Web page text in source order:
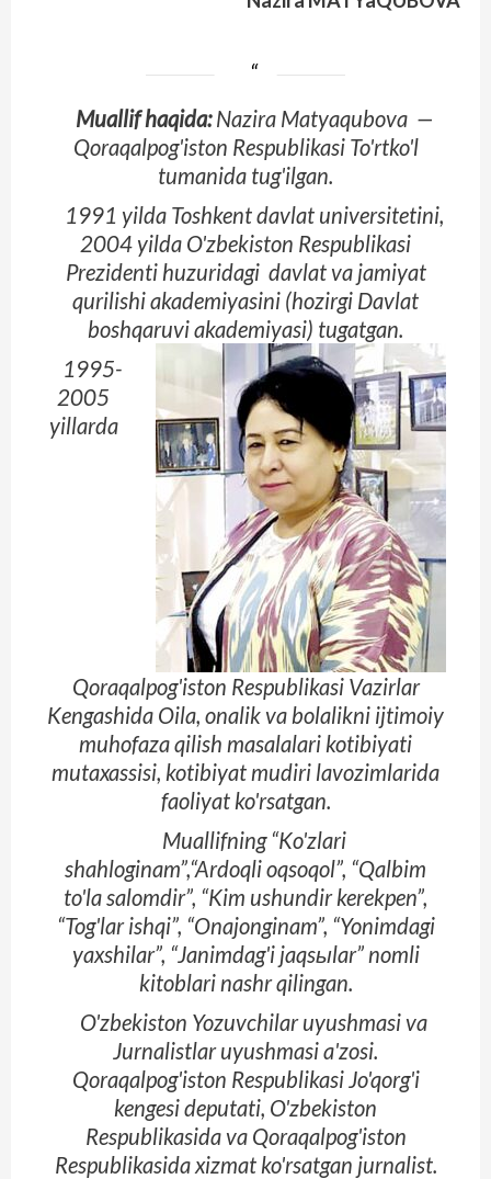
Muallif haqida:Nazira Matyaqubova —
Qoraqalpog'iston Respublikasi To'rtko'l
tumanida tug'ilgan.
1991 yilda Toshkent davlat universitetini,
2004 yilda O'zbekiston Respub­likasi
Prezidenti huzuridagi davlat va jamiyat
qurilishi akademiyasini (hozirgi Davlat
boshqaruvi akademiyasi) tugatgan.
1995-
2005
yillarda
Qoraqalpog'iston Res­publikasi Vazirlar
Kengashida Oila, onalik va bolalikni ijtimoiy
muhofaza qilish masalalari kotibiyati
mutaxassisi, kotibiyat mudiri lavozimlarida
faoliyat ko'rsatgan.
Muallifning “Ko'zlari
shahloginam”,“Ardoqli oqsoqol”, “Qalbim
to'la salomdir”, “Kim ushundir kerekpen”,
“Tog'lar ishqi”, “Onajonginam”, “Yonimdagi
yaxshilar”, “Janimdag'i jaqsыlar” nomli
kitoblari nashr qilingan.
O'zbekiston Yozuvchilar uyushmasi va
Jurnalistlar uyushmasi a'zosi.
Qoraqalpog'iston Respublikasi Jo'qorg'i
kengesi deputati, O'zbekiston
Respublikasida va Qoraqalpog'is­ton
Respublikasida xizmat ko'rsatgan jurnalist.